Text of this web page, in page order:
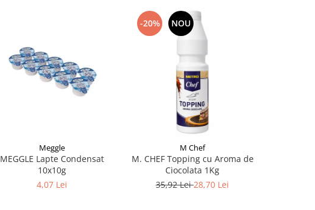
Meggle
MEGGLE Lapte Condensat
10x10g
4,07 Lei
-20% NOU
M Chef
M. CHEF Topping cu Aroma de
Ciocolata 1Kg
35,92 Lei28,70 Lei